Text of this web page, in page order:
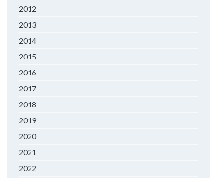
2012
2013
2014
2015
2016
2017
2018
2019
2020
2021
2022